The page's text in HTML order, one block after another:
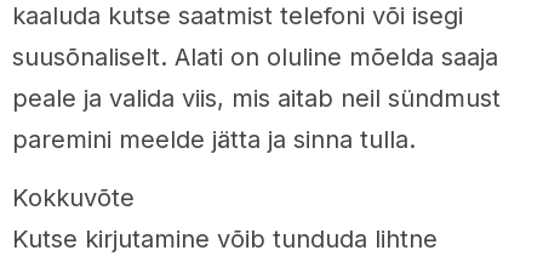
kaaluda kutse saatmist telefoni või isegi
suusõnaliselt. Alati on oluline mõelda saaja
peale ja valida viis, mis aitab neil sündmust
paremini meelde jätta ja sinna tulla.
Kokkuvõte
Kutse kirjutamine võib tunduda lihtne